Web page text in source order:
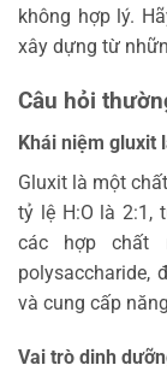
không hợp lý.
xây dựng từ
Câu hỏi
Khái niệm gluxit
Gluxit là một
tỷ lệ H:O là 2:1,
các hợp chất
polysaccharide,
và cung cấp
Vai trò dinh